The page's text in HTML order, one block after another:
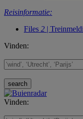
Reisinformatie:
Files 2 |
Vinden:
Vinden: